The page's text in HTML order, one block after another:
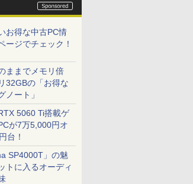
お得な中古PC情
ージでチェック！
ままでメモリ倍
32GBの「お得な
ノート」
5060 Ti搭載ゲ
が7万5,000円オ
台！
SP4000T」の魅
トに入るオーディ